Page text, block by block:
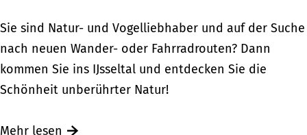
ü
h
e
n
h
a
f
t
E
i
n
U
l
Sie sind Natur- und Vogelliebhaber und auf der Suche
nach neuen Wander- oder Fahrradrouten? Dann
kommen Sie ins IJsseltal und entdecken Sie die
Schönheit unberührter Natur!
Mehr lesen Ü